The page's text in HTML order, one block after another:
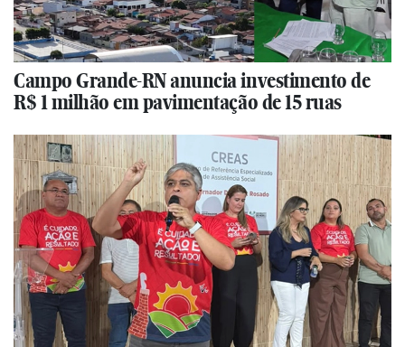
Campo Grande-RN anuncia investimento de
R$ 1 milhão em pavimentação de 15 ruas